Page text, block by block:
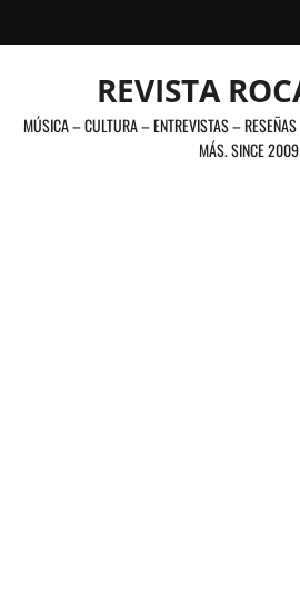
al
REVISTA
MÚSICA – CULTURA – ENTREVISTAS –
MÁS. SINCE 2009